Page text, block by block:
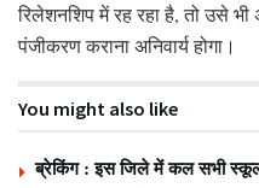
रिलेशनशिप में रह रहा है, तो उसे
पंजीकरण कराना अनिवार्य होगा।
You might also like
ब्रेकिंग : इस जिले में कल सभी